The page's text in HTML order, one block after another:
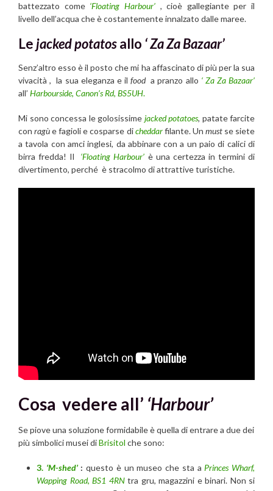
battezzato come ‘Floating Harbour’,cioè gallegiante per il
livello dell’acqua che è costantemente innalzato dalle maree.
Le jacked potatosallo ‘ Za Za Bazaar’
Senz’altro esso è il posto che mi ha affascinato di più per la sua
vivacità , la sua eleganza e il fooda pranzo allo ‘ Za Za Bazaar’
all’ Harbourside, Canon’s Rd, BS5UH.
Mi sono concessa le golosissime jacked potatoes, patate farcite
conragùe fagioli e cosparse dicheddarfilante. Un mustse siete
a tavola con amci inglesi, da abbinare con a un paio di calici di
birra fredda! Il ‘Floating Harbour’ è una certezza in termini di
divertimento, perché è stracolmo di attrattive turistiche.
Cosa vedere all’ ‘Harbour’
Se piove una soluzione formidabile è quella di entrare a due dei
più simbolici musei diBrisitol che sono:
3. ‘M-shed’ :questo è un museo che sta a Princes Wharf,
Wapping Road, BS1 4RN tra gru, magazzini e binari. Non si